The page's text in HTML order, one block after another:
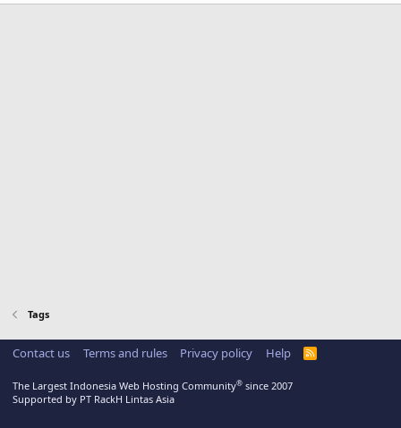
Tags
Contact us Terms and rules Privacy policy Help
R
The Largest Indonesia Web Hosting Community® since 2007
Supported by PT RackH Lintas Asia